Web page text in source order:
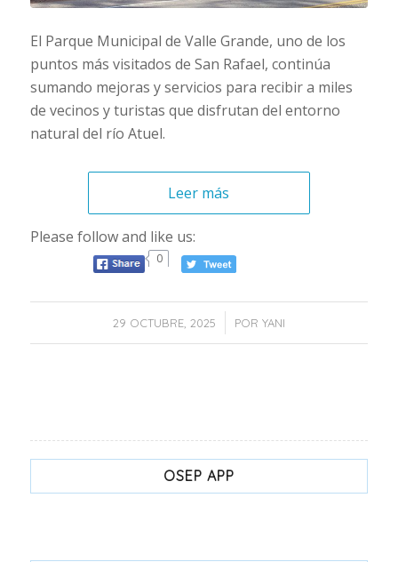
El Parque Municipal de Valle Grande, uno de los
puntos más visitados de San Rafael, continúa
sumando mejoras y servicios para recibir a miles
de vecinos y turistas que disfrutan del entorno
natural del río Atuel.
Leer más
Please follow and like us:
0
29 OCTUBRE, 2025
/ POR YANI
OSEP APP